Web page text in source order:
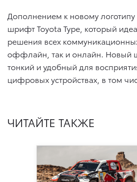
Дополнением к новому логотипу
шрифт Toyota Type, который
решения всех
оффлайн, так и онлайн. Новый
тонкий и удобный для
цифровых устройствах, в том
ЧИТАЙТЕ ТАКЖЕ